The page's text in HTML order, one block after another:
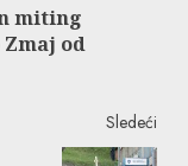
miting
od
Sledeći